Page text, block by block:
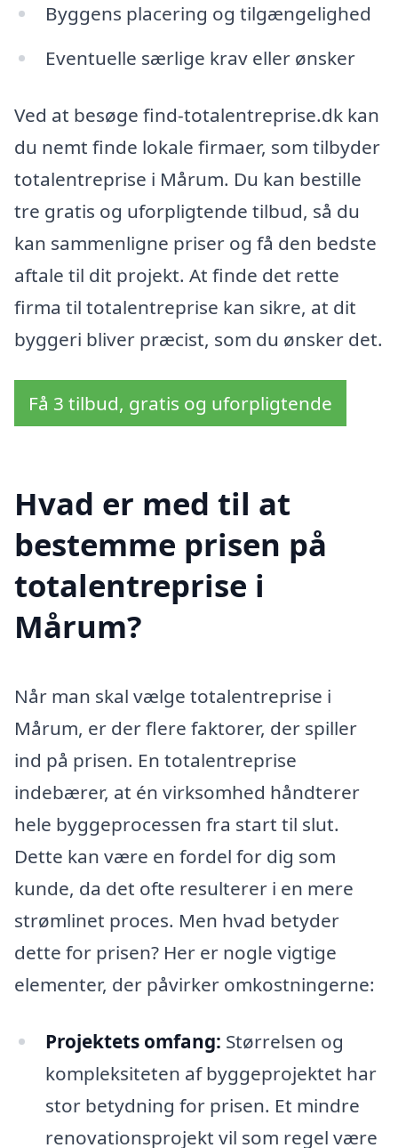
Byggens placering og tilgængelighed
Eventuelle særlige krav eller ønsker
Ved at besøge find-totalentreprise.dk kan
du nemt finde lokale firmaer, som tilbyder
totalentreprise i Mårum. Du kan bestille
tre gratis og uforpligtende tilbud, så du
kan sammenligne priser og få den bedste
aftale til dit projekt. At finde det rette
firma til totalentreprise kan sikre, at dit
byggeri bliver præcist, som du ønsker det.
Få 3 tilbud, gratis og uforpligtende
Hvad er med til at
bestemme prisen på
totalentreprise i
Mårum?
Når man skal vælge totalentreprise i
Mårum, er der flere faktorer, der spiller
ind på prisen. En totalentreprise
indebærer, at én virksomhed håndterer
hele byggeprocessen fra start til slut.
Dette kan være en fordel for dig som
kunde, da det ofte resulterer i en mere
strømlinet proces. Men hvad betyder
dette for prisen? Her er nogle vigtige
elementer, der påvirker omkostningerne:
Projektets omfang: Størrelsen og
kompleksiteten af byggeprojektet har
stor betydning for prisen. Et mindre
renovationsprojekt vil som regel være